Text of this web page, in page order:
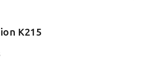
K215